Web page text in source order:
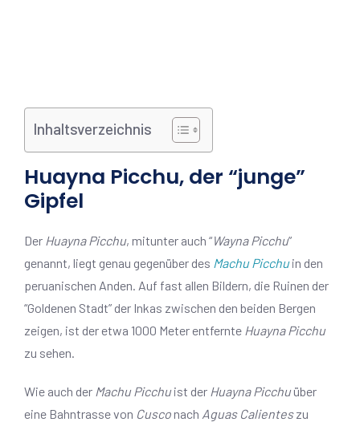
Inhaltsverzeichnis
Huayna Picchu, der “junge”
Gipfel
Der Huayna Picchu, mitunter auch “Wayna Picchu”
genannt, liegt genau gegenüber des Machu Picchuin den
peruanischen Anden. Auf fast allen Bildern, die Ruinen der
“Goldenen Stadt” der Inkas zwischen den beiden Bergen
zeigen, ist der etwa 1000 Meter entfernte Huayna Picchu
zu sehen.
Wie auch der Machu Picchuist der Huayna Picchuüber
eine Bahntrasse von Cusconach Aguas Calienteszu